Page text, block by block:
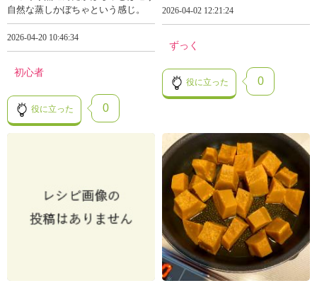
自然な蒸しかぼちゃという感じ。
2026-04-20 10:46:34
初心者
役に立った 0
2026-04-02 12:21:24
ずっく
役に立った 0